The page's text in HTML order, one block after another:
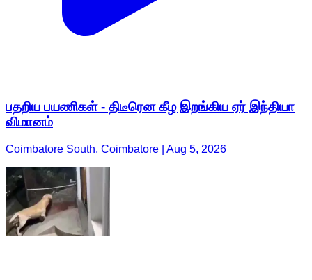
பதறிய பயணிகள் - திடீரென கீழ இறங்கிய ஏர் இந்தியா
விமானம்
Coimbatore South, Coimbatore | Aug 5, 2026